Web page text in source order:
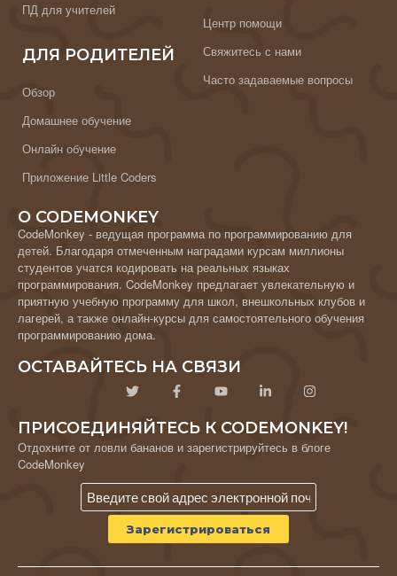
ПД для учителей
ДЛЯ РОДИТЕЛЕЙ
Обзор
Домашнее обучение
Онлайн обучение
Приложение Little Coders
Центр помощи
Свяжитесь с нами
Часто задаваемые вопросы
О CODEMONKEY
CodeMonkey - ведущая программа по программированию для
детей. Благодаря отмеченным наградами курсам миллионы
студентов учатся кодировать на реальных языках
программирования. CodeMonkey предлагает увлекательную и
приятную учебную программу для школ, внешкольных клубов и
лагерей, а также онлайн-курсы для самостоятельного обучения
программированию дома.
ОСТАВАЙТЕСЬ НА СВЯЗИ
ПРИСОЕДИНЯЙТЕСЬ К CODEMONKEY!
Отдохните от ловли бананов и зарегистрируйтесь в блоге
CodeMonkey